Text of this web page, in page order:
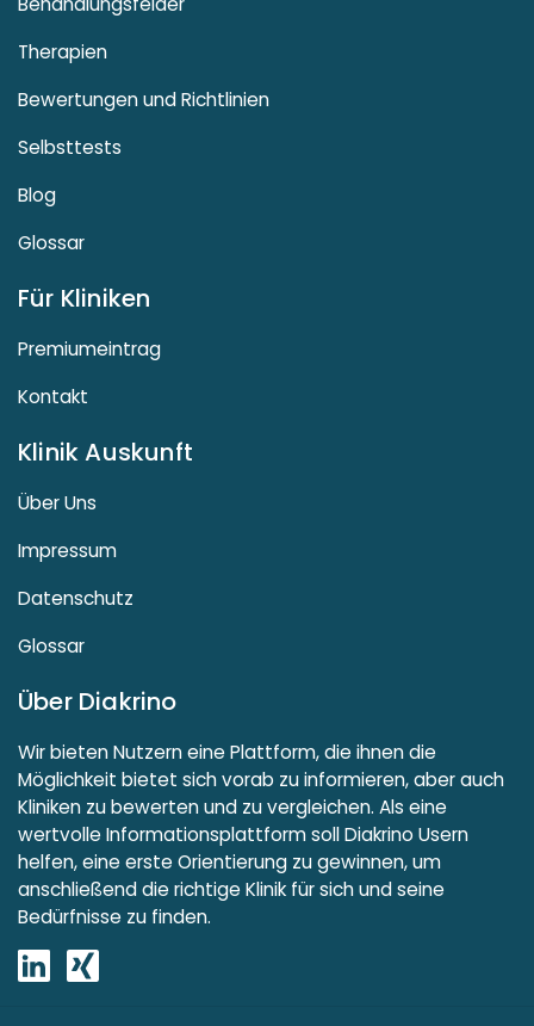
Therapien
Bewertungen und Richtlinien
Selbsttests
Blog
Glossar
Für Kliniken
Premiumeintrag
Kontakt
Klinik Auskunft
Über Uns
Impressum
Datenschutz
Glossar
Über Diakrino
Wir bieten Nutzern eine Plattform, die ihnen die
Möglichkeit bietet sich vorab zu informieren, aber auch
Kliniken zu bewerten und zu vergleichen. Als eine
wertvolle Informationsplattform soll Diakrino Usern
helfen, eine erste Orientierung zu gewinnen, um
anschließend die richtige Klinik für sich und seine
Bedürfnisse zu finden.